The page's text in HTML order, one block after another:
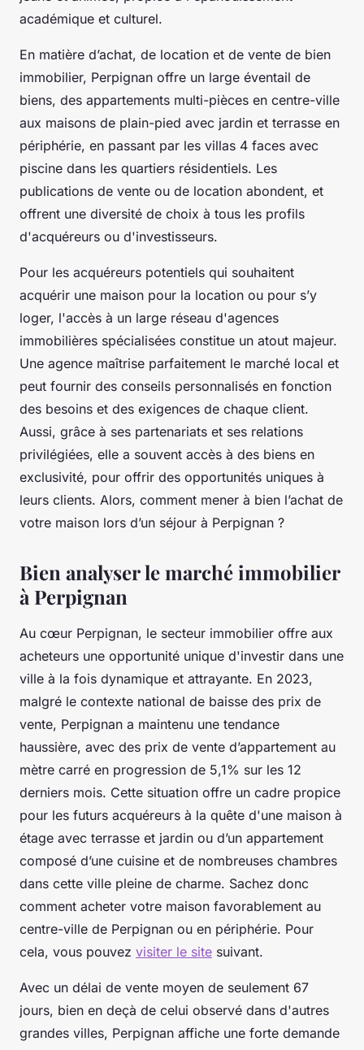
académique et culturel.
En matière d’achat, de location et de vente de bien
immobilier, Perpignan offre un large éventail de
biens, des appartements multi-pièces en centre-ville
aux maisons de plain-pied avec jardin et terrasse en
périphérie, en passant par les villas 4 faces avec
piscine dans les quartiers résidentiels. Les
publications de vente ou de location abondent, et
offrent une diversité de choix à tous les profils
d'acquéreurs ou d'investisseurs.
Pour les acquéreurs potentiels qui souhaitent
acquérir une maison pour la location ou pour s’y
loger, l'accès à un large réseau d'agences
immobilières spécialisées constitue un atout majeur.
Une agence maîtrise parfaitement le marché local et
peut fournir des conseils personnalisés en fonction
des besoins et des exigences de chaque client.
Aussi, grâce à ses partenariats et ses relations
privilégiées, elle a souvent accès à des biens en
exclusivité, pour offrir des opportunités uniques à
leurs clients. Alors, comment mener à bien l’achat de
votre maison lors d’un séjour à Perpignan ?
Bien analyser le marché immobilier
à Perpignan
Au cœur Perpignan, le secteur immobilier offre aux
acheteurs une opportunité unique d'investir dans une
ville à la fois dynamique et attrayante. En 2023,
malgré le contexte national de baisse des prix de
vente, Perpignan a maintenu une tendance
haussière, avec des prix de vente d’appartement au
mètre carré en progression de 5,1% sur les 12
derniers mois. Cette situation offre un cadre propice
pour les futurs acquéreurs à la quête d'une maison à
étage avec terrasse et jardin ou d’un appartement
composé d’une cuisine et de nombreuses chambres
dans cette ville pleine de charme. Sachez donc
comment acheter votre maison favorablement au
centre-ville de Perpignan ou en périphérie. Pour
cela, vous pouvez visiter le site suivant.
Avec un délai de vente moyen de seulement 67
jours, bien en deçà de celui observé dans d'autres
grandes villes, Perpignan affiche une forte demande